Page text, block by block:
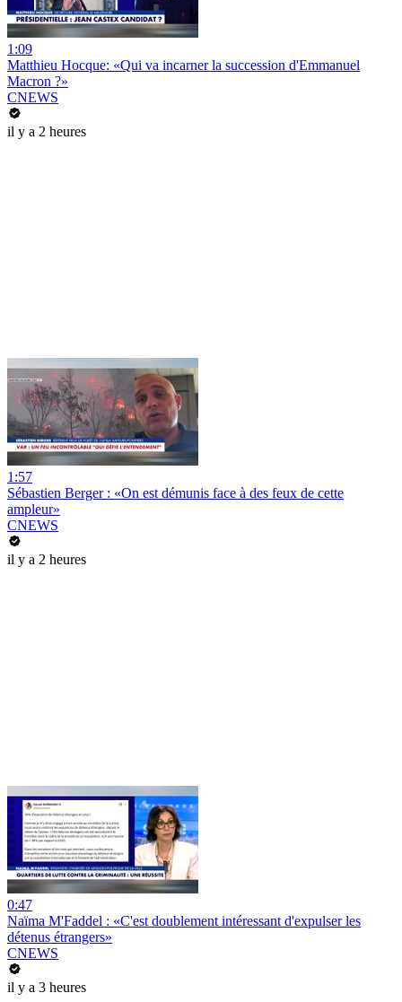
1:09
Matthieu Hocque: «Qui va incarner la succession d'Emmanuel
Macron ?»
CNEWS
il y a 2 heures
1:57
Sébastien Berger : «On est démunis face à des feux de cette
ampleur»
CNEWS
il y a 2 heures
0:47
Naïma M'Faddel : «C'est doublement intéressant d'expulser les
détenus étrangers»
CNEWS
il y a 3 heures